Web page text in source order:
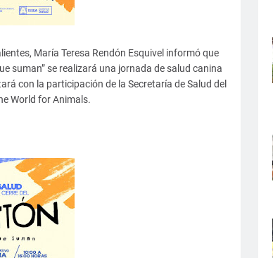
María Teresa Rendón Esquivel informó que
suman” se realizará una jornada de salud canina
con la participación de la Secretaría de Salud del
World for Animals.